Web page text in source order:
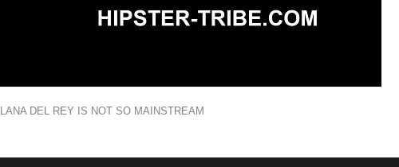
LANA DEL REY IS NOT SO MAINSTREAM